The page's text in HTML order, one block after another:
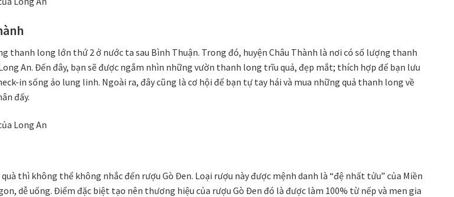
thanh long lớn thứ 2 ở nước ta sau Bình Thuận. Trong đó, huyện Châu Thành là nơi có số lượng thanh
An. Đến đây, bạn sẽ được ngắm nhìn những vườn thanh long trĩu quả, đẹp mắt; thích hợp để bạn lưu
in sống ảo lung linh. Ngoài ra, đây cũng là cơ hội để bạn tự tay hái và mua những quả thanh long về
đấy.
thì không thể không nhắc đến rượu Gò Đen. Loại rượu này được mệnh danh là “đệ nhất tửu” của Miền
dễ uống. Điểm đặc biệt tạo nên thương hiệu của rượu Gò Đen đó là được làm 100% từ nếp và men gia